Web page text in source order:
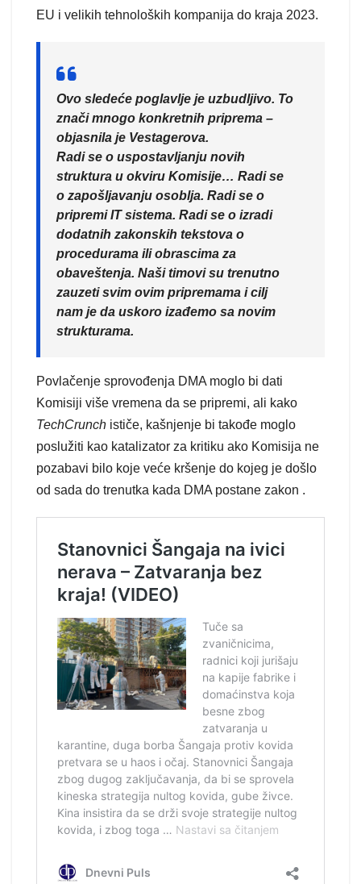
EU i velikih tehnoloških kompanija do kraja 2023.
Ovo sledeće poglavlje je uzbudljivo. To
znači mnogo konkretnih priprema –
objasnila je Vestagerova.
Radi se o uspostavljanju novih
struktura u okviru Komisije… Radi se
o zapošljavanju osoblja. Radi se o
pripremi IT sistema. Radi se o izradi
dodatnih zakonskih tekstova o
procedurama ili obrascima za
obaveštenja. Naši timovi su trenutno
zauzeti svim ovim pripremama i cilj
nam je da uskoro izađemo sa novim
strukturama.
Povlačenje sprovođenja DMA moglo bi dati
Komisiji više vremena da se pripremi, ali kako
TechCrunch ističe, kašnjenje bi takođe moglo
poslužiti kao katalizator za kritiku ako Komisija ne
pozabavi bilo koje veće kršenje do kojeg je došlo
od sada do trenutka kada DMA postane zakon .